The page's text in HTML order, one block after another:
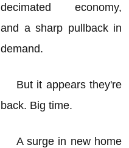
decimated economy,
and a sharp pullback in
demand.
But it appears they're
back. Big time.
A surge in new home